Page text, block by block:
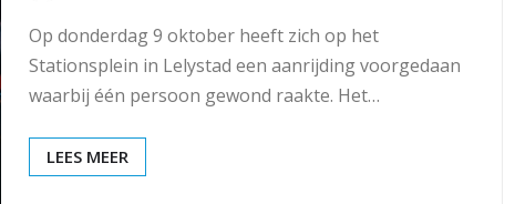
Op donderdag 9 oktober heeft zich op het
Stationsplein in Lelystad een aanrijding voorgedaan
waarbij één persoon gewond raakte. Het…
LEES MEER